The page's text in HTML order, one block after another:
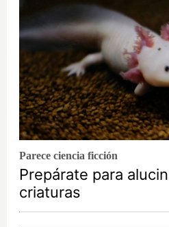
Parece ciencia ficción
Prepárate para
criaturas